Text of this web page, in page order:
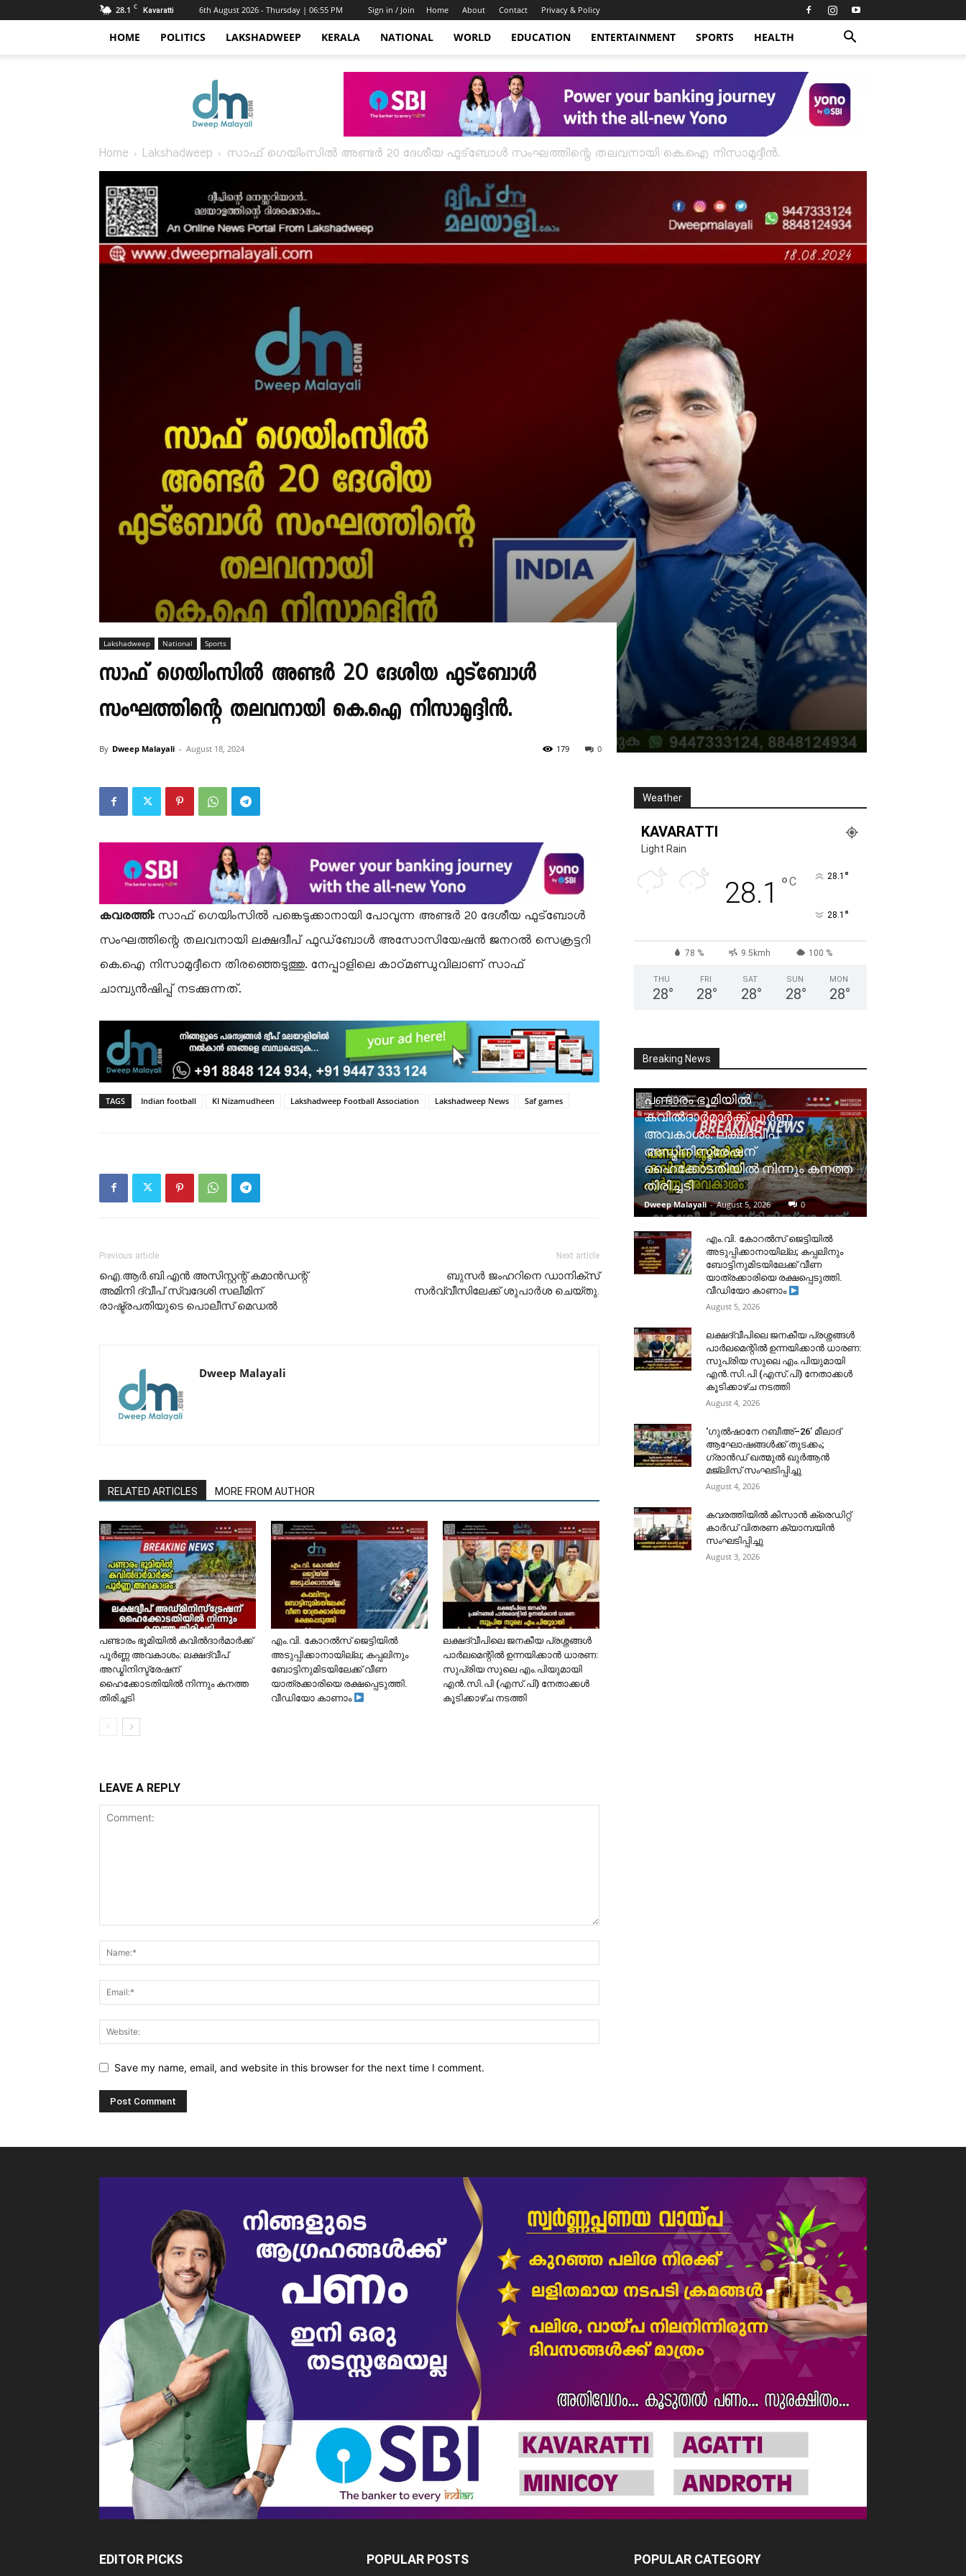
28.1 C Kavaratti 6th August 2026 - Thursday | 06:55 PM Sign in / Join Home About Contact Privacy & Policy
HOME POLITICS LAKSHADWEEP KERALA NATIONAL WORLD EDUCATION ENTERTAINMENT SPORTS HEALTH
Home Lakshadweep സാഫ് ഗെയിംസിൽ അണ്ടർ 20 ദേശീയ ഫുട്ബോൾ സംഘത്തിന്റെ തലവനായി കെ.ഐ നിസാമുദ്ദീൻ.
Lakshadweep National Sports
സാഫ് ഗെയിംസിൽ അണ്ടർ 20 ദേശീയ ഫുട്ബോൾ
സംഘത്തിന്റെ തലവനായി കെ.ഐ നിസാമുദ്ദീൻ.
By Dweep Malayali - August 18, 2024 0
179
കവരത്തി:സാഫ് ഗെയിംസിൽ പങ്കെടുക്കാനായി പോവുന്ന അണ്ടർ 20 ദേശീയ ഫുട്ബോൾ
സംഘത്തിന്റെ തലവനായി ലക്ഷദ്വീപ് ഫുഡ്ബോൾ അസോസിയേഷൻ ജനറൽ സെക്രട്ടറി
കെ.ഐ നിസാമുദ്ദീനെ തിരഞ്ഞെടുത്തു. നേപ്പാളിലെ കാഠ്മണ്ഡുവിലാണ് സാഫ്
ചാമ്പ്യൻഷിപ്പ് നടക്കുന്നത്.
TAGS Indian football KI Nizamudheen Lakshadweep Football Association Lakshadweep News Saf games
Previous article
ഐ.ആർ.ബി.എൻ അസിസ്റ്റന്റ് കമാൻഡന്റ്
അമിനി ദ്വീപ് സ്വദേശി സലീമിന്
രാഷ്ട്രപതിയുടെ പൊലീസ് മെഡൽ
Next article
ബുസർ ജംഹറിനെ ഡാനിക്സ്
സർവ്വീസിലേക്ക് ശുപാർശ ചെയ്തു.
Dweep Malayali
RELATED ARTICLES MORE FROM AUTHOR
പണ്ടാരം ഭൂമിയിൽ കവിൽദാർമാർക്ക്
പൂർണ്ണ അവകാശം: ലക്ഷദ്വീപ്
അഡ്മിനിസ്ട്രേഷന്
ഹൈക്കോടതിയിൽ നിന്നും കനത്ത
തിരിച്ചടി
​എം.വി. കോറൽസ് ജെട്ടിയിൽ
അടുപ്പിക്കാനായില്ല; കപ്പലിനും
ബോട്ടിനുമിടയിലേക്ക് വീണ
യാത്രക്കാരിയെ രക്ഷപ്പെടുത്തി.
വീഡിയോ കാണാം
ലക്ഷദ്വീപിലെ ജനകീയ പ്രശ്നങ്ങൾ
പാർലമെന്റിൽ ഉന്നയിക്കാൻ ധാരണ:
സുപ്രിയ സുലെ എം.പിയുമായി
എൻ.സി.പി (എസ്.പി) നേതാക്കൾ
കൂടിക്കാഴ്ച നടത്തി
LEAVE A REPLY
Save my name, email, and website in this browser for the next time I comment.
Weather
KAVARATTI
Light Rain
28.1 °C 28.1 °
28.1 °
78 % 9.5kmh 100 %
THU
28°
FRI
28°
SAT
28°
SUN
28°
MON
28°
Breaking News
പണ്ടാരം ഭൂമിയിൽ
കവിൽദാർമാർക്ക് പൂർണ്ണ
അവകാശം: ലക്ഷദ്വീപ്
അഡ്മിനിസ്ട്രേഷന്
ഹൈക്കോടതിയിൽ നിന്നും കനത്ത
തിരിച്ചടി
Dweep Malayali - August 5, 2026 0
​എം.വി. കോറൽസ് ജെട്ടിയിൽ
അടുപ്പിക്കാനായില്ല; കപ്പലിനും
ബോട്ടിനുമിടയിലേക്ക് വീണ
യാത്രക്കാരിയെ രക്ഷപ്പെടുത്തി.
വീഡിയോ കാണാം
August 5, 2026
ലക്ഷദ്വീപിലെ ജനകീയ പ്രശ്നങ്ങൾ
പാർലമെന്റിൽ ഉന്നയിക്കാൻ ധാരണ:
സുപ്രിയ സുലെ എം.പിയുമായി
എൻ.സി.പി (എസ്.പി) നേതാക്കൾ
കൂടിക്കാഴ്ച നടത്തി
August 4, 2026
‘ഗുൽഷാനേ റബീഅ്–26’ മീലാദ്
ആഘോഷങ്ങൾക്ക് തുടക്കം;
ഗ്രാൻഡ് ഖത്മുൽ ഖുർആൻ
മജ്‌ലിസ് സംഘടിപ്പിച്ചു
August 4, 2026
കവരത്തിയിൽ കിസാൻ ക്രെഡിറ്റ്
കാർഡ് വിതരണ ക്യാമ്പയിൻ
സംഘടിപ്പിച്ചു
August 3, 2026
EDITOR PICKS POPULAR POSTS POPULAR CATEGORY